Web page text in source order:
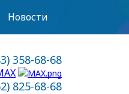
Новости
358-68-68
825-68-68